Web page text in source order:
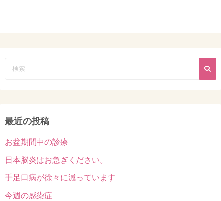
最近の投稿
お盆期間中の診療
日本脳炎はお急ぎください。
手足口病が徐々に減っています
今週の感染症